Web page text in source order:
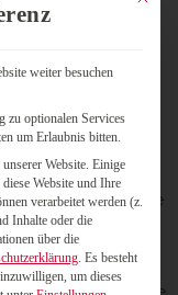
hoch. Es
es keine
gab, stand auch
dem Prüfstand.
für
die Hochschule
und intensiv
kryptografische
den Datenschutz
weiter besuchen
zu optionalen Services
um Erlaubnis bitten.
Website. Einige
Website und Ihre
verarbeitet werden (z.
Inhalte oder die
über die
. Es besteht
um dieses